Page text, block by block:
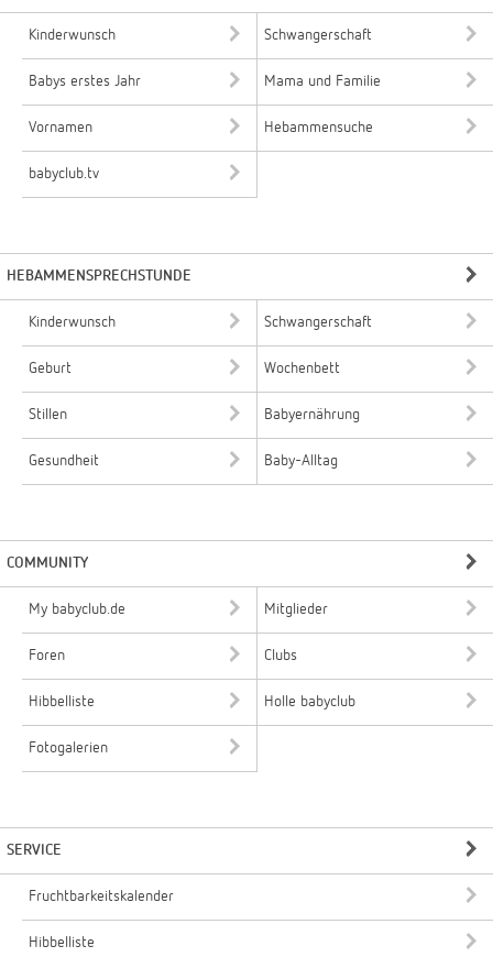
Kinderwunsch Schwangerschaft
Babys erstes Jahr Mama und Familie
Vornamen Hebammensuche
babyclub.tv
HEBAMMENSPRECHSTUNDE
Kinderwunsch Schwangerschaft
Geburt Wochenbett
Stillen Babyernährung
Gesundheit Baby-Alltag
COMMUNITY
My babyclub.de Mitglieder
Foren Clubs
Hibbelliste Holle babyclub
Fotogalerien
SERVICE
Fruchtbarkeitskalender
Hibbelliste